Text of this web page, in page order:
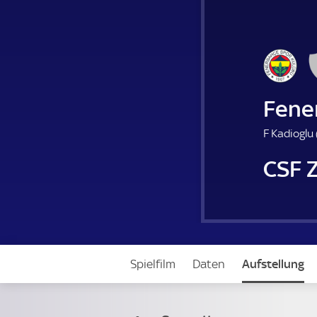
F Kadioglu
CSF
Spielfilm Daten Aufstellung